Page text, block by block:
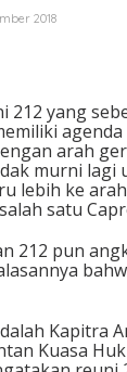
2018
212 yang
arah
murni lagi
lebih ke
satu
212 pun
Kapitra
Kuasa